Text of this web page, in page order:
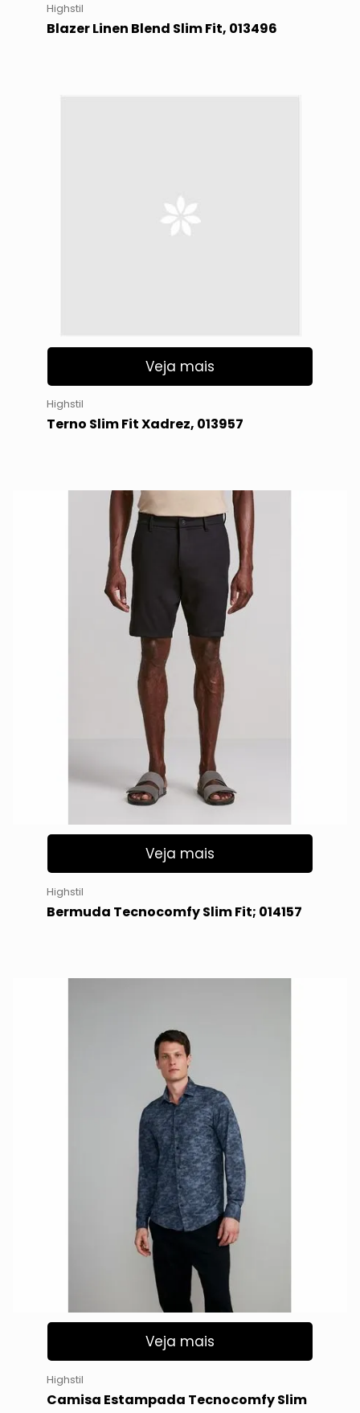
Highstil
Blazer Linen Blend Slim Fit, 013496
Veja mais
Highstil
Terno Slim Fit Xadrez, 013957
Veja mais
Highstil
Bermuda Tecnocomfy Slim Fit; 014157
Veja mais
Highstil
Camisa Estampada Tecnocomfy Slim